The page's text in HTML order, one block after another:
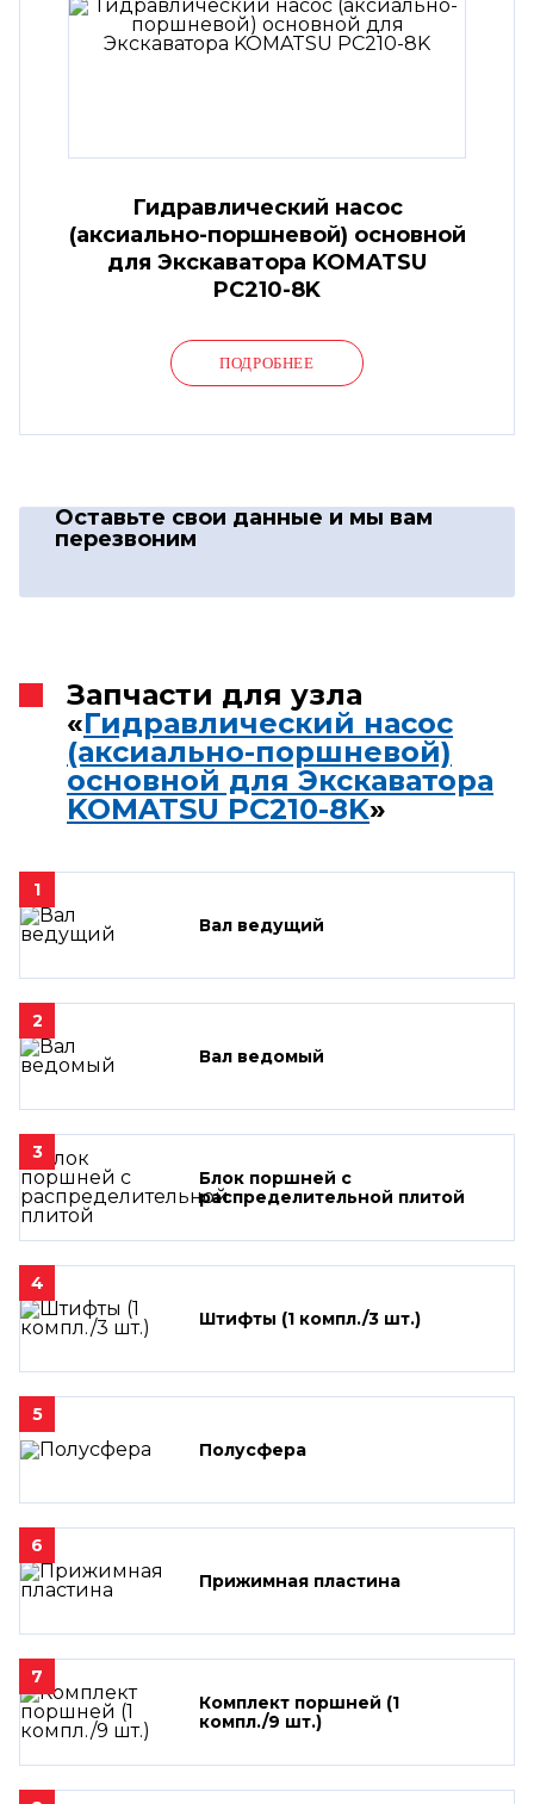
Гидравлический насос
(аксиально-поршневой) основной
для Экскаватора KOMATSU
PC210-8K
ПОДРОБНЕЕ
Оставьте свои данные и мы вам
перезвоним
Запчасти для узла
«Гидравлический насос
(аксиально-поршневой)
основной для Экскаватора
KOMATSU PC210-8K»
1
Вал ведущий
2
Вал ведомый
3
Блок поршней c
распределительной плитой
4
Штифты (1 компл./3 шт.)
5
Полусфера
6
Прижимная пластина
7
Комплект поршней (1
компл./9 шт.)